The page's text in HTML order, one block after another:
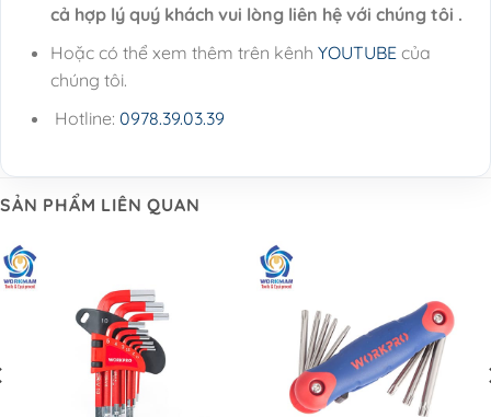
cả hợp lý quý khách vui lòng liên hệ với chúng tôi .
Hoặc có thể xem thêm trên kênh YOUTUBEcủa
chúng tôi.
Hotline: 0978.39.03.39
SẢN PHẨM LIÊN QUAN